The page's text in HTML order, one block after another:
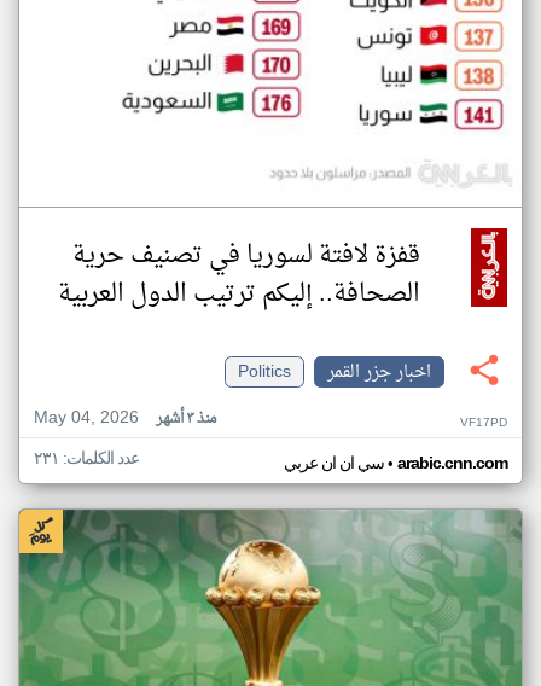
قفزة لافتة لسوريا في تصنيف حرية
الصحافة.. إليكم ترتيب الدول العربية
اخبار جزر القمر
Politics
May 04, 2026
منذ ٣ أشهر VF17PD
سي ان ان عربي• arabic.cnn.com عدد الكلمات: ٢٣١